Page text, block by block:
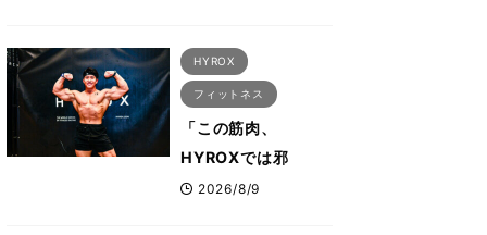
「2028、29年の大
会も準備」
HYROX
フィットネス
「この筋肉、
HYROXでは邪
魔？」ボディビル元
2026/8/9